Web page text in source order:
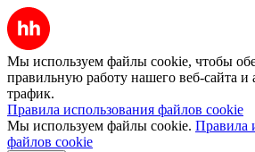
Мы используем файлы cookie, чтобы
правильную работу нашего веб-сайта и
трафик.
Правила использования файлов cookie
Мы используем файлы cookie. Правила
файлов cookie